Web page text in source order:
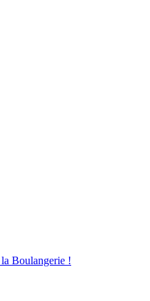
Boulangerie !